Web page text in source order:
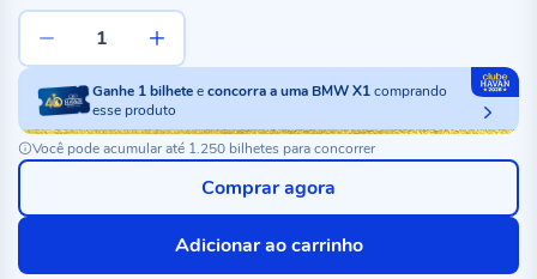
Ganhe 1bilheteeconcorra a uma BMW X1comprando
esse produto
Você pode acumular até 1.250 bilhetes para concorrer
Adicionar ao carrinho
Comprar agora